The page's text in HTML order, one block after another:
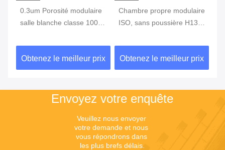
0.3um Porosité modulaire
salle blanche classe 100
laminaire
Obtenez le meilleur prix
Chambre propre modulaire
ISO, sans poussière H13
préfabriquée pour
laboratoire
Obtenez le meilleur prix
Envoyez votre enquête
Veuillez nous envoyer
votre demande et nous
vous répondrons dans
les plus brefs délais.